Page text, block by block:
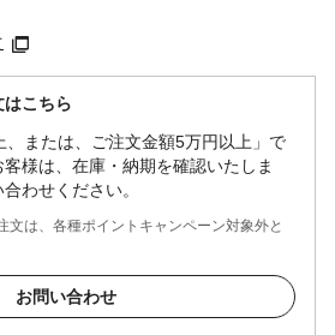
こちら
、または、ご注文金額5万円以上」で
様は、在庫・納期を確認いたしま
わせください。
は、各種ポイントキャンペーン対象外と
お問い合わせ